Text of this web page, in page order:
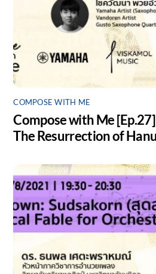
COMPOSE WITH ME
Compose with Me
The Resurrection of